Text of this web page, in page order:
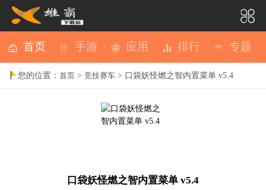
首页 手游 应用 排行 专题
您的位置：首页 >竞技赛车 > 口袋妖怪燃之智内置菜单 v5.4
口袋妖怪燃之智内置菜单 v5.4